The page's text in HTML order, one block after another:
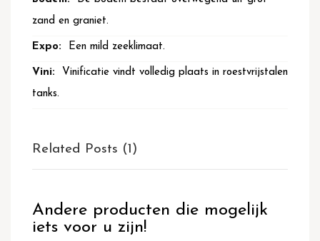
zand en graniet.
Een mild zeeklimaat.
Vinificatie vindt volledig plaats in roestvrijstalen
tanks.
Related Posts (1)
Andere producten die mogelijk
iets voor u zijn!